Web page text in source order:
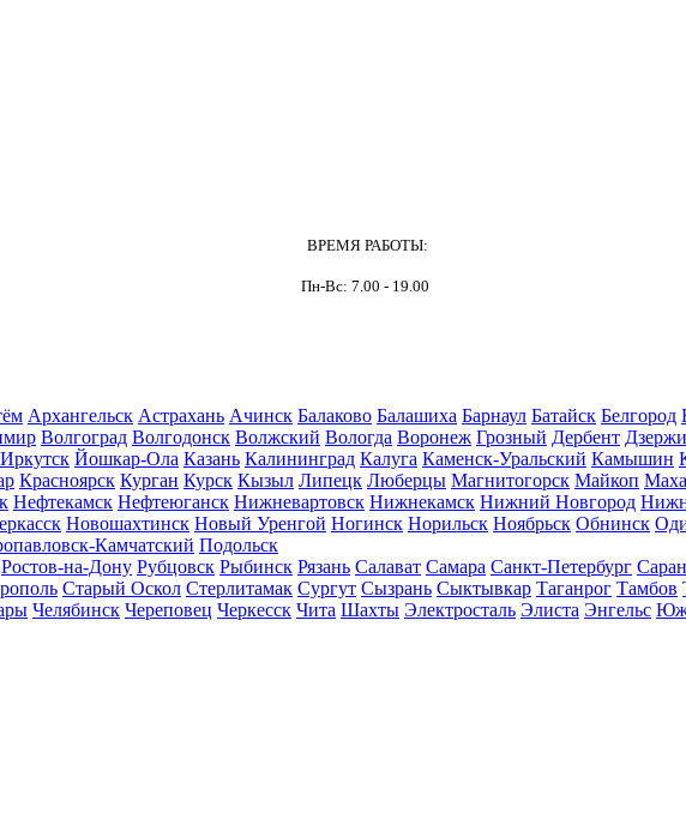
ВРЕМЯ РАБОТЫ:
Пн-Вс: 7.00 - 19.00
Архангельск Астрахань Ачинск Балаково Балашиха Барнаул Батайск Белгород
Волгоград Волгодонск Волжский Вологда Воронеж Грозный Дербент
Иркутск Йошкар-Ола Казань Калининград Калуга Каменск-Уральский Камышин
Красноярск Курган Курск Кызыл Липецк Люберцы Магнитогорск Майкоп
Нефтекамск Нефтеюганск Нижневартовск Нижнекамск Нижний Новгород
Новошахтинск Новый Уренгой Ногинск Норильск Ноябрьск Обнинск
Камчатский Подольск
Ростов-на-Дону Рубцовск Рыбинск Рязань Салават Самара Санкт-Петербург
Старый Оскол Стерлитамак Сургут Сызрань Сыктывкар Таганрог Тамбов
Челябинск Череповец Черкесск Чита Шахты Электросталь Элиста Энгельс